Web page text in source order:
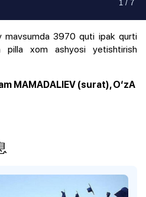
1 /7
1 /7
1 /7
1 /7
1 /7
1 /7
1 /7
mavsumda 3970 quti ipak qurti
pilla xom ashyosi yetishtirish
MAMADALIEV (surat), O‘zA